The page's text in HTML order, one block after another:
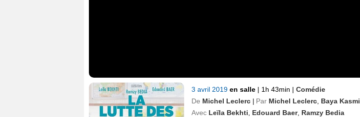
3 avril 2019 en salle | 1h 43min | Comédie
De Michel Leclerc | Par Michel Leclerc Baya Kasmi
Avec Leïla Bekhti Edouard Baer, Ramzy Bedia